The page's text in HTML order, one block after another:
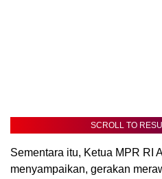
SCROLL TO
Sementara itu, Ketua MPR RI
menyampaikan, gerakan